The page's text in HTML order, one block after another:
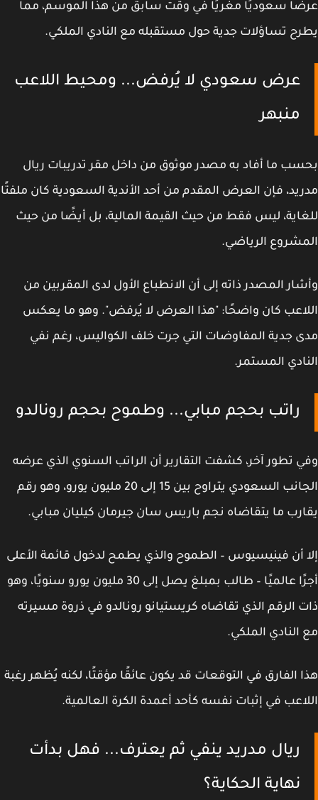
سعوديًا مغريًافي وقت سابق من هذا الموسم، مما
تساؤلات جدية حول مستقبله مع النادي الملكي.
عرض سعودي لا يُرفض... ومحيط اللاعب
منبهر
ما أفاد به مصدر موثوق من داخل مقر تدريبات ريال
فإن العرض المقدم من أحد الأندية السعودية كان ملفتًا
ليس فقط من حيث القيمة المالية، بل أيضًا من حيث
الرياضي.
المصدر ذاته إلى أنالانطباع الأوللدى المقربين من
كان واضحًا: "هذا العرض لا يُرفض". وهو ما يعكس
جدية المفاوضات التي جرت خلف الكواليس، رغم نفي
المستمر.
راتب بحجم مبابي... وطموح بحجم رونالدو
تطور آخر، كشفت التقارير أن الراتب السنوي الذي عرضه
السعودي يتراوح بين15 إلى 20 مليون يورو
، وهو رقم
ما يتقاضاه نجم باريس سان جيرمانكيليان مبابي.
أن فينيسيوس – الطموح والذي يطمح لدخول قائمة الأعلى
عالميًا – طالب بمبلغ يصل إلى30 مليون يورو سنويًا
، وهو
الرقم الذي تقاضاهكريستيانو رونالدوفي ذروة مسيرته
الملكي.
الفارق في التوقعات قد يكون عائقًا مؤقتًا، لكنه يُظهر رغبة
في إثبات نفسه كأحد أعمدة الكرة العالمية.
ريال مدريد ينفي ثم يعترف... فهل بدأت
نهاية الحكاية؟